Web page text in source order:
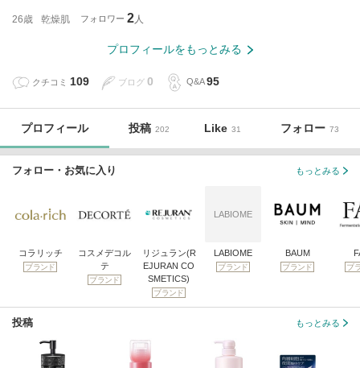
26歳 乾燥肌 フォロワー 2
プロフィールをもっとみる
クチコミ 109 ブログ 0 Q&A 95
プロフィール 投稿 202 Like 31 フォロー 73
フォロー・お気に入り もっとみる
コラリッチ
ブランド
コスメデコル
テ
ブランド
リジュラン(R
EJURAN CO
SMETICS)
ブランド
LABIOME
LABIOME
ブランド
BAUM
ブランド ブ
投稿 もっとみる